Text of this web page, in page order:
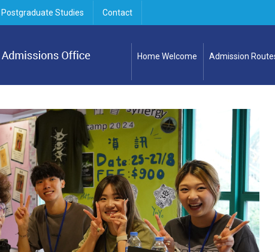
Postgraduate Studies Contact
Home Welcome Admission